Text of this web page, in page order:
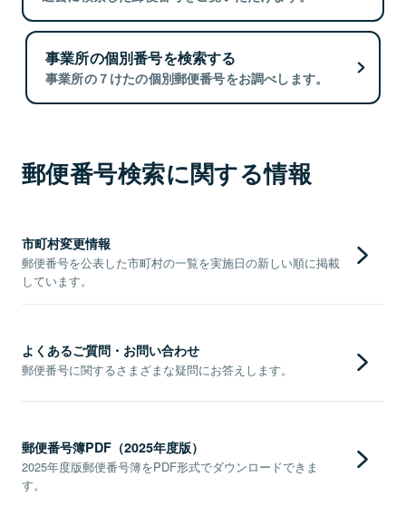
事業所の個別番号を検索する
事業所の７けたの個別郵便番号をお調べします。
郵便番号検索に関する情報
市町村変更情報
郵便番号を公表した市町村の一覧を実施日の新しい順に掲載
しています。
よくあるご質問・お問い合わせ
郵便番号に関するさまざまな疑問にお答えします。
郵便番号簿PDF（2025年度版）
2025年度版郵便番号簿をPDF形式でダウンロードできま
す。